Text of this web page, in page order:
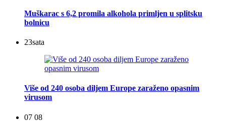
Muškarac s 6,2 promila alkohola primljen u splitsku
bolnicu
23sata
Više od 240 osoba diljem Europe zaraženo opasnim
virusom
07 08